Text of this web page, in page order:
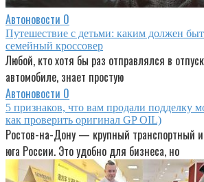
Автоновости 0
Путешествие с детьми: каким должен
семейный кроссовер
Любой, кто хотя бы раз отправлялся в
автомобиле, знает простую
Автоновости 0
5 признаков, что вам продали подделку
как проверить оригинал GP OIL)
Ростов-на-Дону — крупный транспортный
юга России. Это удобно для бизнеса, но